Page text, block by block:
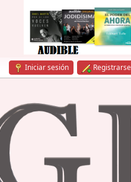
Iniciar sesión Registrarse